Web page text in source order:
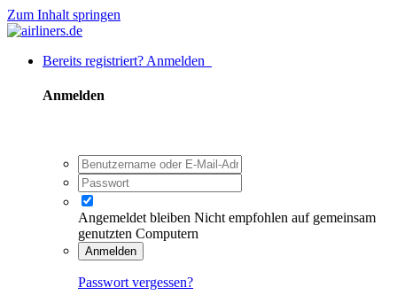
Zum Inhalt springen
Bereits registriert? Anmelden
Anmelden
Angemeldet bleiben Nicht empfohlen auf gemeinsam
genutzten Computern
Anmelden
Passwort vergessen?